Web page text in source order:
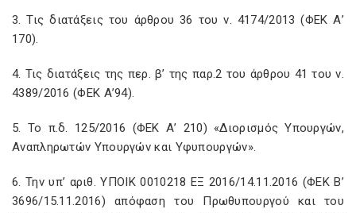
3. Τις διατάξεις του άρθρου 36 του ν. 4174/2013 (ΦΕΚ Α’
170).
4. Τις διατάξεις της περ. β’ της παρ.2 του άρθρου 41 του ν.
4389/2016 (ΦΕΚ Α’94).
5. Το π.δ. 125/2016 (ΦΕΚ Α’ 210) «Διορισμός Υπουργών,
Αναπληρωτών Υπουργών και Υφυπουργών».
6. Την υπ’ αριθ. ΥΠΟΙΚ 0010218 ΕΞ 2016/14.11.2016 (ΦΕΚ Β’
3696/15.11.2016) απόφαση του Πρωθυπουργού και του